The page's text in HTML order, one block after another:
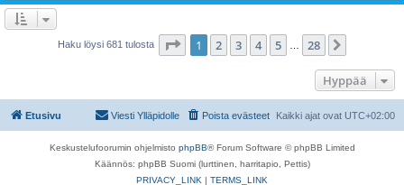
Haku löysi 681 tulosta Sivu /28
1 2 3 4 5 28
Hyppää
Etusivu Kaikki ajat ovat UTC+02:00
Poista evästeet
Viesti Ylläpidolle
Keskustelufoorumin ohjelmisto phpBB® Forum Software © phpBB Limited
Käännös: phpBB Suomi (lurttinen, harritapio, Pettis)
PRIVACY_LINK | TERMS_LINK